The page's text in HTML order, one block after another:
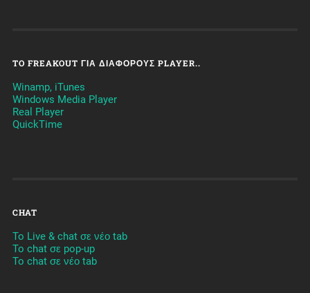
TO FREAKOUT ΓΙΑ ΔΙΆΦΟΡΟΥΣ PLAYER..
Winamp, iTunes
Windows Media Player
Real Player
QuickTime
CHAT
To Live & chat σε νέο tab
To chat σε pop-up
To chat σε νέο tab